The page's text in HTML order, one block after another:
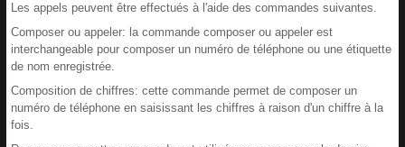
Les appels peuvent être effectués à l'aide des commandes suivantes.
Composer ou appeler: la commande composer ou appeler est
interchangeable pour composer un numéro de téléphone ou une étiquette
de nom enregistrée.
Composition de chiffres: cette commande permet de composer un
numéro de téléphone en saisissant les chiffres à raison d'un chiffre à la
fois.